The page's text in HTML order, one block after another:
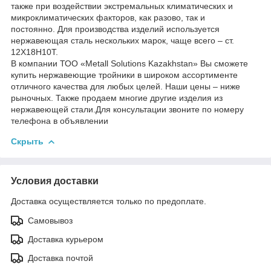
также при воздействии экстремальных климатических и
микроклиматических факторов, как разово, так и
постоянно. Для производства изделий используется
нержавеющая сталь нескольких марок, чаще всего – ст.
12Х18Н10Т.
В компании ТОО «Metall Solutions Kazakhstan» Вы сможете
купить нержавеющие тройники в широком ассортименте
отличного качества для любых целей. Наши цены – ниже
рыночных. Также продаем многие другие изделия из
нержавеющей стали.Для консультации звоните по номеру
телефона в объявлении
Скрыть
Условия доставки
Доставка осуществляется только по предоплате.
Самовывоз
Доставка курьером
Доставка почтой